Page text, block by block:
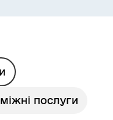
послуги